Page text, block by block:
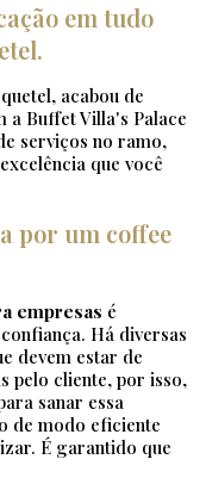
em tudo
acabou de
a Buffet Villa's Palace
serviços no ramo,
que você
por um coffee
empresas é
Há diversas
devem estar de
pelo cliente, por isso,
sanar essa
de modo eficiente
É garantido que